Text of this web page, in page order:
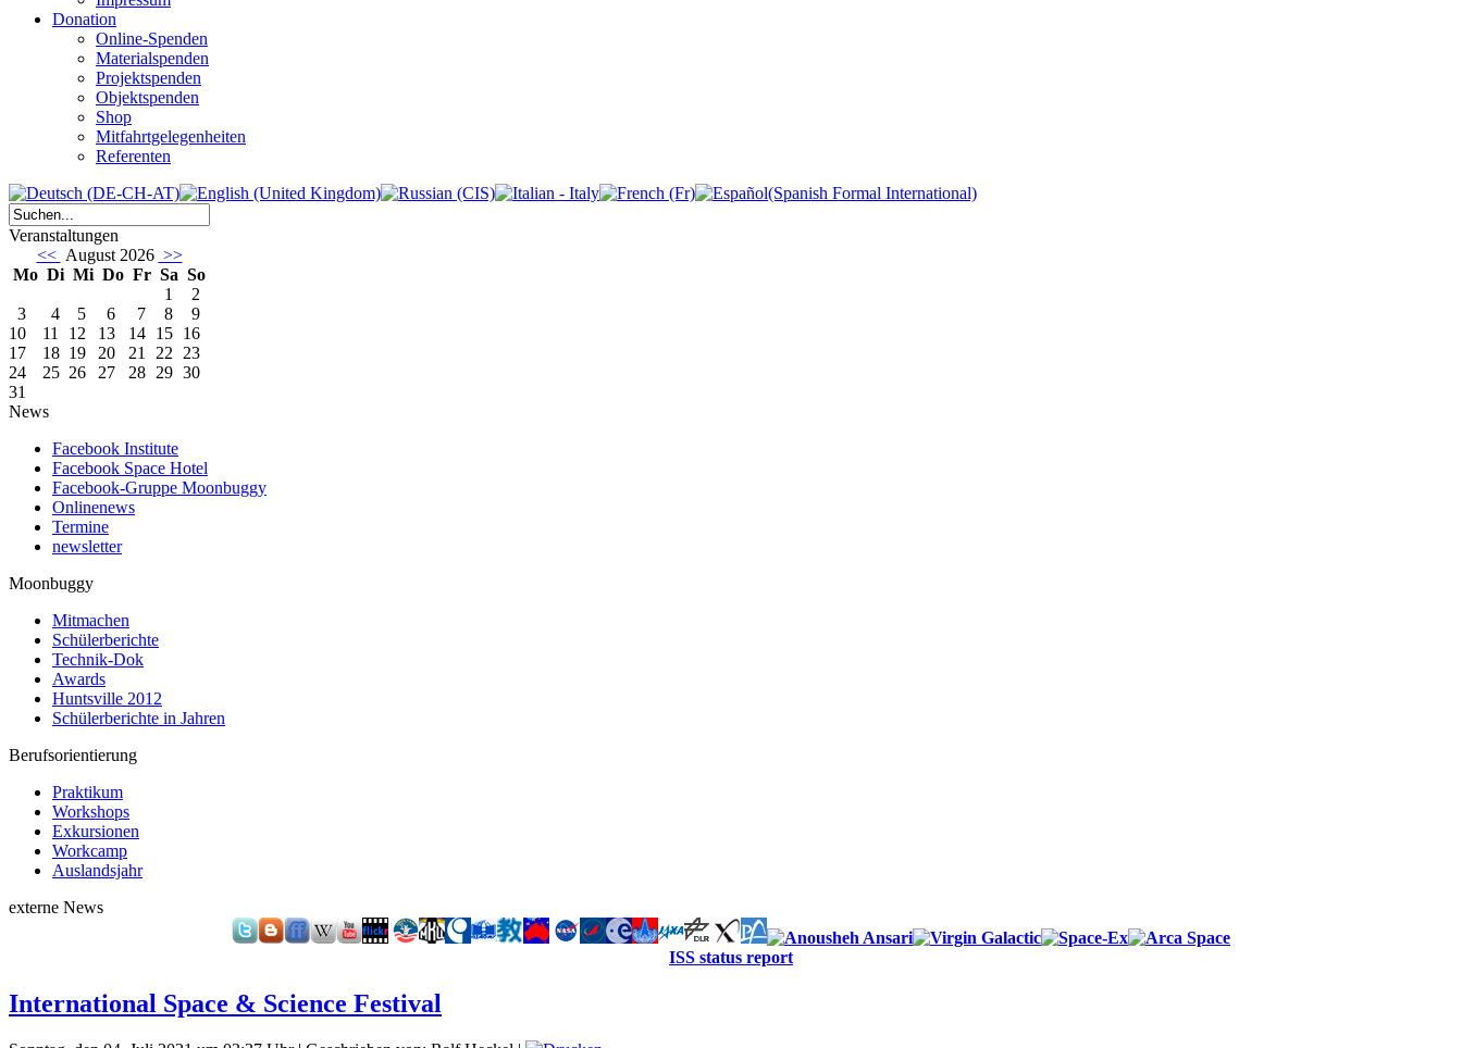
Donation
Online-Spenden
Materialspenden
Projektspenden
Objektspenden
Shop
Mitfahrtgelegenheiten
Referenten
Veranstaltungen
<< August 2026 >>
Mo Di Mi Do Fr Sa So
1
2
3
4 5 6 7 8
9
10
11 12 13 14 15 16
17
18 19 20 21 22 23
24
25 26 27 28 29 30
31
News
Facebook Institute
Facebook Space Hotel
Facebook-Gruppe Moonbuggy
Onlinenews
Termine
newsletter
Moonbuggy
Mitmachen
Schülerberichte
Technik-Dok
Awards
Huntsville 2012
Schülerberichte in Jahren
Berufsorientierung
Praktikum
Workshops
Exkursionen
Workcamp
Auslandsjahr
externe News
ISS status report
International Space & Science Festival